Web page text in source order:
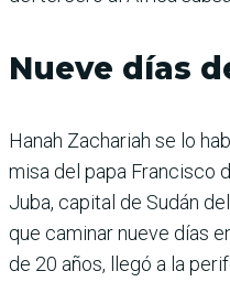
Nueve días
Hanah Zachariah se lo
misa del papa Francisco
Juba, capital de Sudán
que caminar nueve días
de 20 años, llegó a la